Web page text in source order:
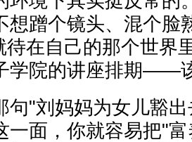
想蹭个镜头、混个脸
待在自己的那个世
学院的讲座排期——
句"刘妈妈为女儿豁
一面，你就容易把"